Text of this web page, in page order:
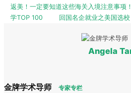
返美！一定要知道这些海关入境注意事项！
学TOP 100
回国名企就业之美国选校
Angela
金牌学术导师 专家专栏